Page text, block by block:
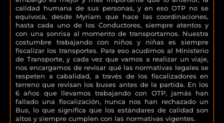
calidad humana de sus personas, y en eso OTP no se
equivoca, desde Myriam que hace las coordinaciones,
hasta cada uno de los Conductores, siempre atentos y
con una sonrisa al momento de transportarnos. Nuestra
costumbre trabajando con niños y niñas es siempre
fiscalizar los transportes. Para eso acudimos al Ministerio
de Transporte, y cada vez que vamos a realizar un viaje,
nos encargamos de revisar qué las normativas legales se
respeten a cabalidad, a través de los fiscalizadores en
terreno que revisan los buses antes de la partida. En los
6 años que llevamos trabajando con OTP, jamás han
fallado una fiscalización, nunca nos han rechazado un
Bus, lo que significa que los estándares de calidad son
altos y siempre cumplen con las normativas vigentes.